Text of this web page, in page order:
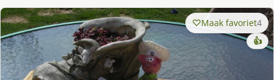
Maak favoriet4
👍